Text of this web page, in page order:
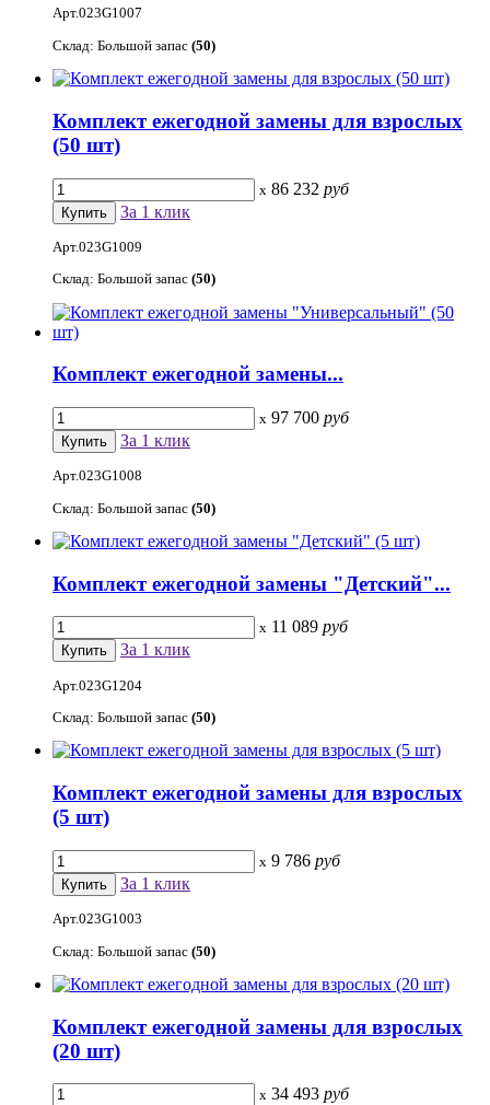
Арт.023G1007
Склад: Большой запас (50)
Комплект ежегодной замены для взрослых
(50 шт)
x 86 232 руб
За 1 клик
Арт.023G1009
Склад: Большой запас (50)
Комплект ежегодной замены...
x 97 700 руб
За 1 клик
Арт.023G1008
Склад: Большой запас (50)
Комплект ежегодной замены "Детский"...
x 11 089 руб
За 1 клик
Арт.023G1204
Склад: Большой запас (50)
Комплект ежегодной замены для взрослых
(5 шт)
x 9 786 руб
За 1 клик
Арт.023G1003
Склад: Большой запас (50)
Комплект ежегодной замены для взрослых
(20 шт)
x 34 493 руб